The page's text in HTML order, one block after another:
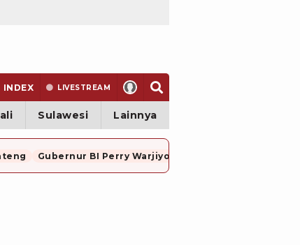
INDEX LIVESTREAM
Sulawesi Lainnya
Gubernur BI Perry Warjiyo Mundur